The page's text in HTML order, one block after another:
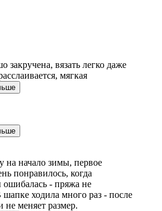
закручена, вязать легко даже
мягкая
на начало зимы, первое
понравилось, когда
ошибалась - пряжа не
шапке ходила много раз - после
не меняет размер.